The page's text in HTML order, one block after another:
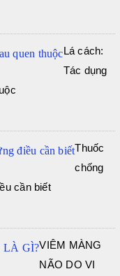
Lá cách:
Tác dụng
Thuốc
chống
cần biết
VIÊM MÀNG
NÃO DO VI